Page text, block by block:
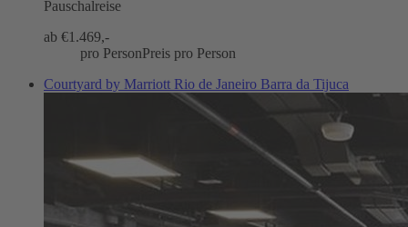
Pauschalreise
ab €1.469,-
pro PersonPreis pro Person
Courtyard by Marriott Rio de Janeiro Barra da Tijuca